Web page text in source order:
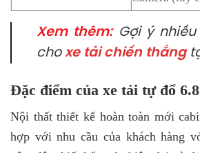
Xem thêm:Gợi ý nhiều
choxe tải chiến thắng
Đặc điểm của xe tải tự đổ
Nội thất thiết kế hoàn toàn mới
hợp với nhu cầu của khách hàng